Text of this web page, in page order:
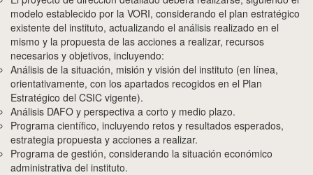
modelo establecido por la VORI, considerando el plan estratégico
existente del instituto, actualizando el análisis realizado en el
mismo y la propuesta de las acciones a realizar, recursos
necesarios y objetivos, incluyendo:
Análisis de la situación, misión y visión del instituto (en línea,
orientativamente, con los apartados recogidos en el Plan
Estratégico del CSIC vigente).
Análisis DAFO y perspectiva a corto y medio plazo.
Programa científico, incluyendo retos y resultados esperados,
estrategia propuesta y acciones a realizar.
Programa de gestión, considerando la situación económico
administrativa del instituto.